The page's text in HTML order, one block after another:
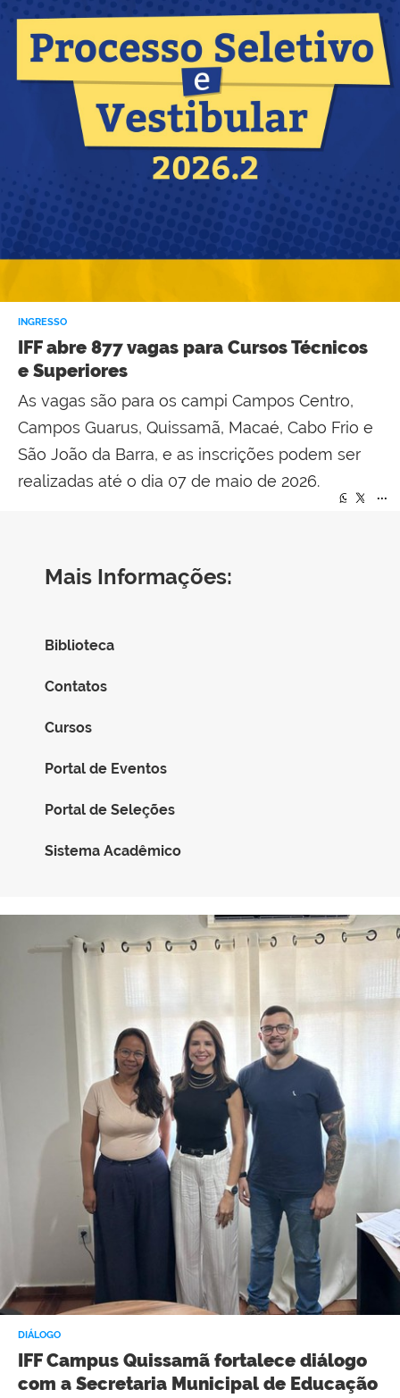
INGRESSO
IFF abre 877 vagas para Cursos Técnicos
e Superiores
As vagas são para os campi Campos Centro,
Campos Guarus, Quissamã, Macaé, Cabo Frio e
São João da Barra, e as inscrições podem ser
realizadas até o dia 07 de maio de 2026.
...
...
Mais Informações:
Biblioteca
Contatos
Cursos
Portal de Eventos
Portal de Seleções
Sistema Acadêmico
DIÁLOGO
IFF Campus Quissamã fortalece diálogo
com a Secretaria Municipal de Educação